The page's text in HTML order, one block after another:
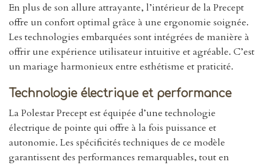
En plus de son allure attrayante, l’intérieur de la Precept
offre un confort optimal grâce à une ergonomie soignée.
Les technologies embarquées sont intégrées de manière à
offrir une expérience utilisateur intuitive et agréable. C’est
un mariage harmonieux entre esthétisme et praticité.
Technologie électrique et performance
La Polestar Precept est équipée d’une technologie
électrique de pointe qui offre à la fois puissance et
autonomie. Les spécificités techniques de ce modèle
garantissent des performances remarquables, tout en